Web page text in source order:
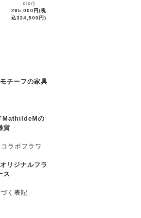
olor)
295,000円(税
込324,500円)
チーフの家具
MathildeMの
貨
リジナルフラ
ス